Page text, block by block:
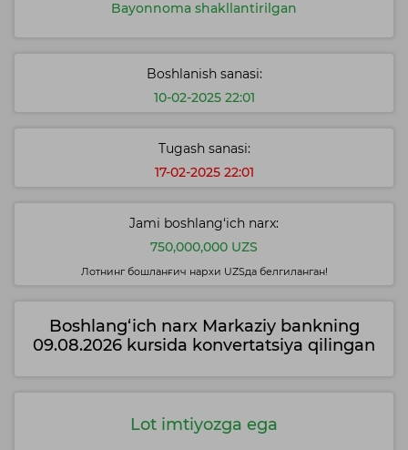
Bayonnoma shakllantirilgan
Boshlanish sanasi:
10-02-2025 22:01
Tugash sanasi:
17-02-2025 22:01
Jami boshlang‘ich narx:
750,000,000 UZS
Лотнинг бошланғич нархи UZSда белгиланган!
Boshlang‘ich narx Markaziy bankning
09.08.2026 kursida konvertatsiya qilingan
Lot imtiyozga ega